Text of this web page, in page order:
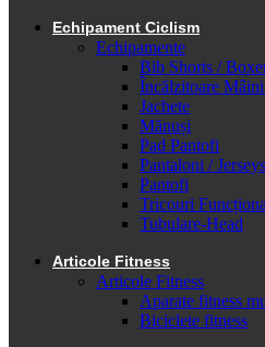
Echipament Ciclism
Echipamente
Bib Shorts /
Încălzitoare
Jachete
Mănuși
Pad Pantofi
Pantaloni / Jerseys
Pantofi
Tricouri
Tubulare-Head
Articole Fitness
Articole Fitness
Aparate fitness
Biciclete fitness